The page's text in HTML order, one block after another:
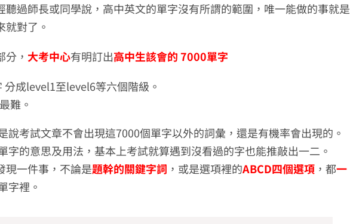
過師長或同學說，高中英文的單字沒有所謂的範圍，唯一能做的事就是
對了。
， 大考中心有明訂出高中生該會的 7000單字
成level1至level6等六個階級。
難。
說考試文章不會出現這7000個單字以外的詞彙，還是有機率會出現的。
字的意思及用法，基本上考試就算遇到沒看過的字也能推敲出一二。
現一件事，不論是題幹的關鍵字詞 ，或是選項裡的ABCD四個選項 ，都一
字裡。